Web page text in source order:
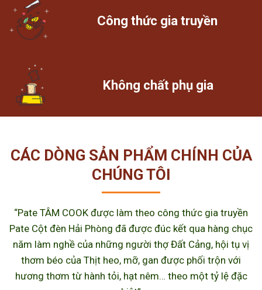
Công thức gia truyền
Không chất phụ gia
CÁC DÒNG SẢN PHẨM CHÍNH CỦA
CHÚNG TÔI
“Pate TÂM COOK được làm theo công thức gia truyền
Pate Cột đèn Hải Phòng đã được đúc kết qua hàng chục
năm làm nghề của những người thợ Đất Cảng, hội tụ vị
thơm béo của Thịt heo, mỡ, gan được phối trộn với
hương thơm từ hành tỏi, hạt nêm… theo một tỷ lệ đặc